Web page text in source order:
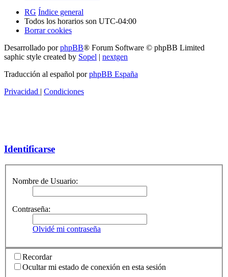
RG Índice general
Todos los horarios son UTC-04:00
Borrar cookies
Desarrollado porphpBB® Forum Software © phpBB Limited
saphic style created by Sopel | nextgen
Traducción al español porphpBB España
Privacidad | Condiciones
Identificarse
Nombre de Usuario:
Contraseña:
Olvidé mi contraseña
Recordar
Ocultar mi estado de conexión en esta sesión